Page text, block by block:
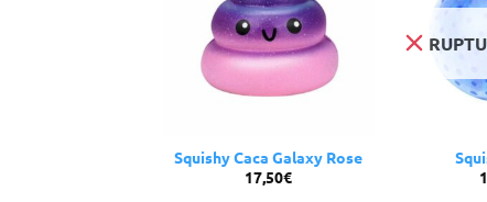
Squishy Caca Galaxy Rose
17,50€